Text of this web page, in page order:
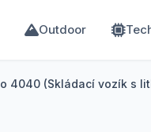
Outdoor
4040 (Skládací vozík s